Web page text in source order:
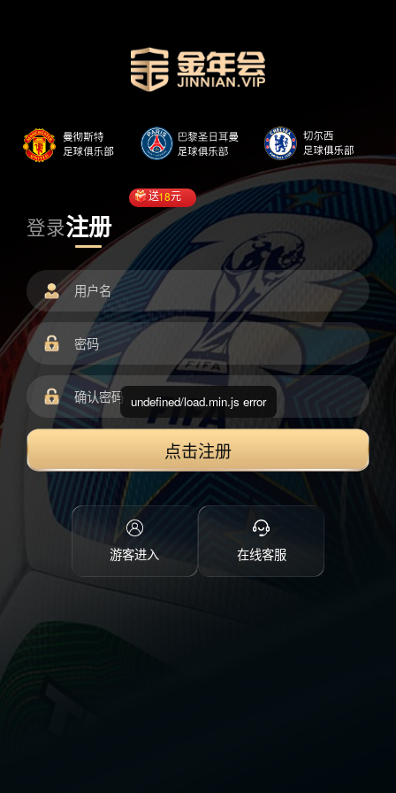
登录注册
送18元
点击注册
游客进入 在线客服
undefined/load.min.js error